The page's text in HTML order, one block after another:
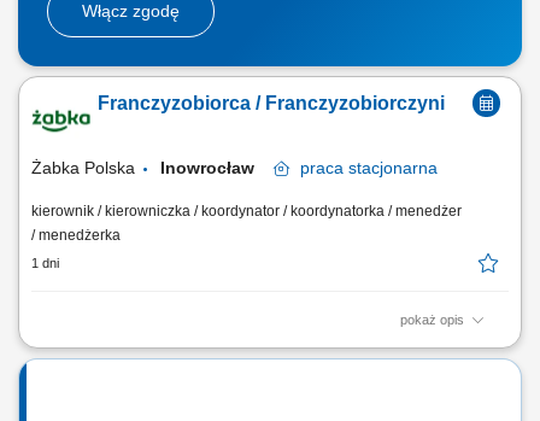
Włącz zgodę
Franczyzobiorca / Franczyzobiorczyni
Żabka Polska Inowrocław praca stacjonarna
kierownik / kierowniczka / koordynator / koordynatorka / menedżer
/ menedżerka
1 dni
pokaż opis
Główne zadania: Prowadzenie własnej działalności gospodarczej w